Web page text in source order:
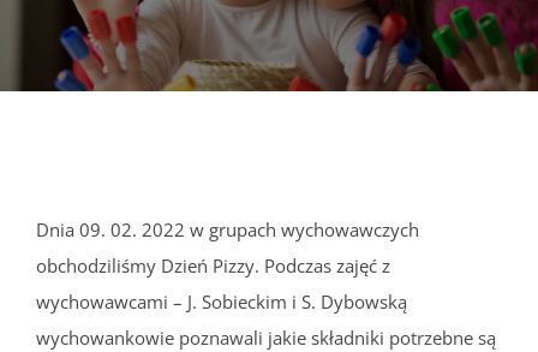
DOKUMENTY
PROJEKTY
Dnia 09. 02. 2022 w grupach wychowawczych
obchodziliśmy Dzień Pizzy. Podczas zajęć z
wychowawcami – J. Sobieckim i S. Dybowską
wychowankowie poznawali jakie składniki potrzebne są